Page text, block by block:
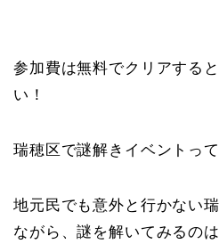
参加費は無料でクリアする
い！
瑞穂区で謎解きイベントっ
地元民でも意外と行かない
ながら、謎を解いてみるの